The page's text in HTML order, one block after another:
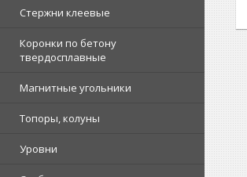
Стержни клеевые
Коронки по бетону
твердосплавные
Магнитные угольники
Топоры, колуны
Уровни